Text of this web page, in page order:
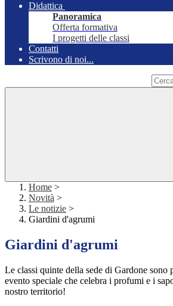
Didattica
Panoramica
Offerta formativa
I progetti delle classi
Contatti
Scrivono di noi...
Home >
Novità >
Le notizie >
Giardini d'agrumi
Giardini d'agrumi
Le classi quinte della sede di Gardone sono
evento speciale che celebra i profumi e i
nostro territorio!